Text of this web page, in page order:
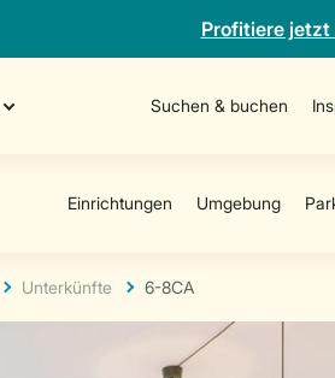
Profitiere jetzt
Suchen & buchen
Unterkünfte 6-8CA